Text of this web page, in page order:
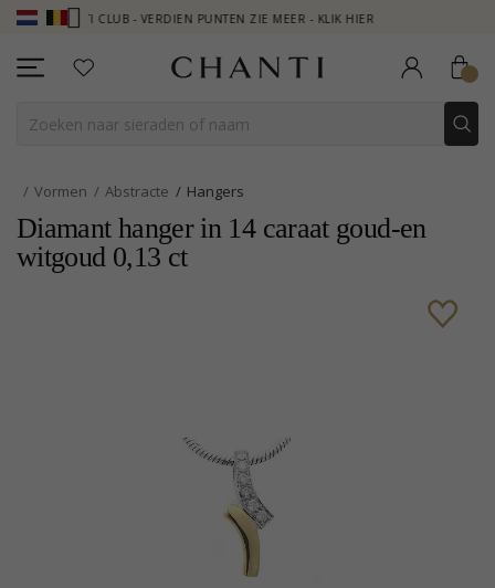
CLUB - VERDIEN PUNTEN ZIE MEER - KLIK HIER
Vormen Abstracte Hangers
Diamant hanger in 14 caraat goud-en
witgoud 0,13 ct